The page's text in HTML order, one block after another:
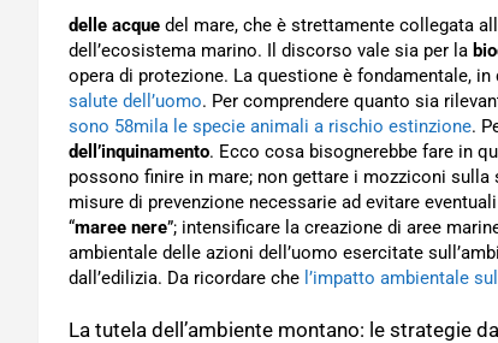
delle acque del mare, che è strettamente collegata
dell’ecosistema marino. Il discorso vale sia per la
opera di protezione. La questione è fondamentale, in
salute dell’uomo. Per comprendere quanto sia
sono 58mila le specie animali a rischio estinzione.
dell’inquinamento. Ecco cosa bisognerebbe fare in
possono finire in mare; non gettare i mozziconi sulla
misure di prevenzione necessarie ad evitare
“maree nere”; intensificare la creazione di aree
ambientale delle azioni dell’uomo esercitate
dall’edilizia. Da ricordare che l’impatto ambientale
La tutela dell’ambiente montano: le strategie